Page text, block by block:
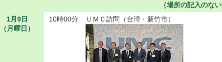
（場所の記入のな
1月9日
（月曜日）
10時00分 ＵＭＣ訪問（台湾・新竹市）